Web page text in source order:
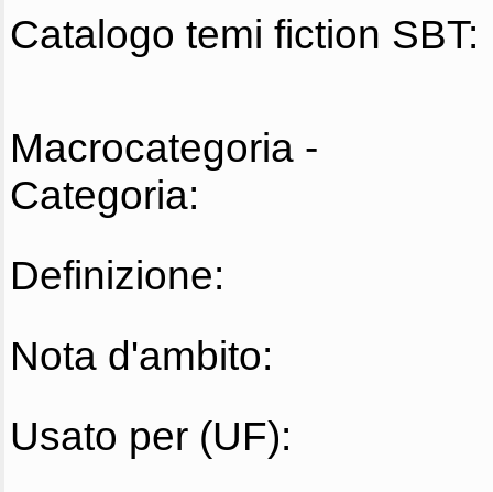
Catalogo temi fiction SBT:
Macrocategoria -
Categoria:
Definizione:
Nota d'ambito:
Usato per (UF):